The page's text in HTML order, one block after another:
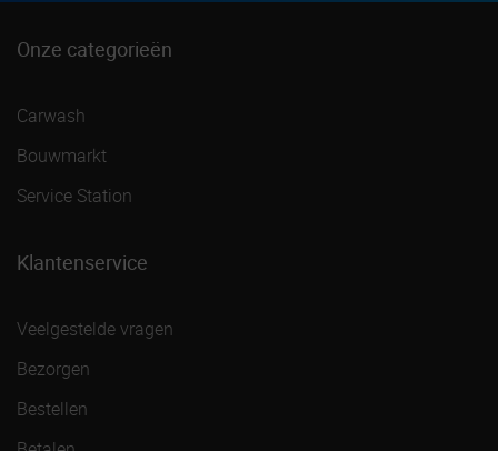
Onze categorieën
Carwash
Bouwmarkt
Service Station
Klantenservice
Veelgestelde vragen
Bezorgen
Bestellen